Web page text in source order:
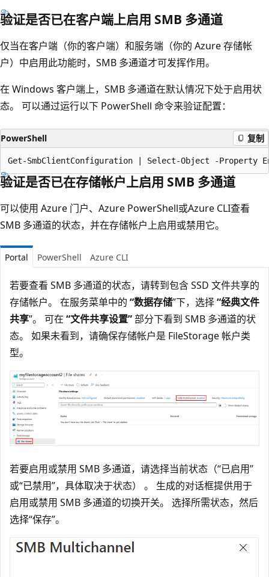
验证是否已在客户端上启用 SMB 多通道
仅当在客户端（你的客户端）和服务端（你的 Azure 存储帐
户）中启用此功能时，SMB 多通道才可发挥作用。
在 Windows 客户端上，SMB 多通道在默认情况下处于启用状
态。 可以通过运行以下 PowerShell 命令来验证配置：
PowerShell 复制
验证是否已在存储帐户上启用 SMB 多通道
可以使用 Azure 门户、Azure PowerShell或Azure CLI查看
SMB 多通道的状态，并在存储帐户上启用或禁用它。
Portal PowerShell Azure CLI
若要查看 SMB 多通道的状态，请转到包含 SSD 文件共享的
存储帐户。 在服务菜单中的 “数据存储”下，选择“经典文件
共享”。 可在 “文件共享设置”部分下看到 SMB 多通道的状
态。 如果未看到，请确保存储帐户是 FileStorage 帐户类
型。
若要启用或禁用 SMB 多通道，请选择当前状态（“已启用”
或“已禁用”，具体取决于状态） 。 生成的对话框提供用于
启用或禁用 SMB 多通道的切换开关。 选择所需状态，然后
选择“保存”。